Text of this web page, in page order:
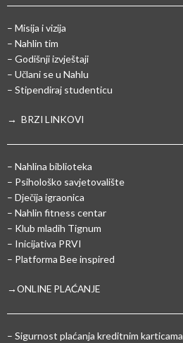
– Misija i vizija
– Nahlin tim
– Godišnji izvještaji
– Učlani se u Nahlu
– Stipendiraj studenticu
→ BRZI LINKOVI
– Nahlina biblioteka
– Psihološko savjetovalište
– Dječija igraonica
– Nahlin fitness centar
– Klub mladih Tignum
– Inicijativa PRVI
– Platforma Bee inspired
→ONLINE PLAĆANJE
– Sigurnost plaćanja kreditnim karticama